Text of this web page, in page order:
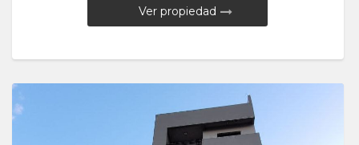
Ver propiedad